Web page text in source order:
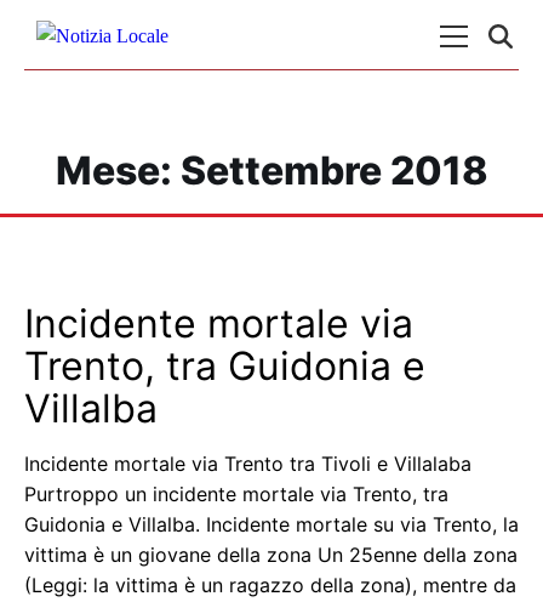
Mese: Settembre 2018
Incidente mortale via
Trento, tra Guidonia e
Villalba
Incidente mortale via Trento tra Tivoli e Villalaba
Purtroppo un incidente mortale via Trento, tra
Guidonia e Villalba. Incidente mortale su via Trento, la
vittima è un giovane della zona Un 25enne della zona
(Leggi: la vittima è un ragazzo della zona), mentre da